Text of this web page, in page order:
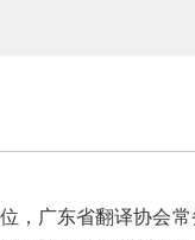
，广东省翻译协会